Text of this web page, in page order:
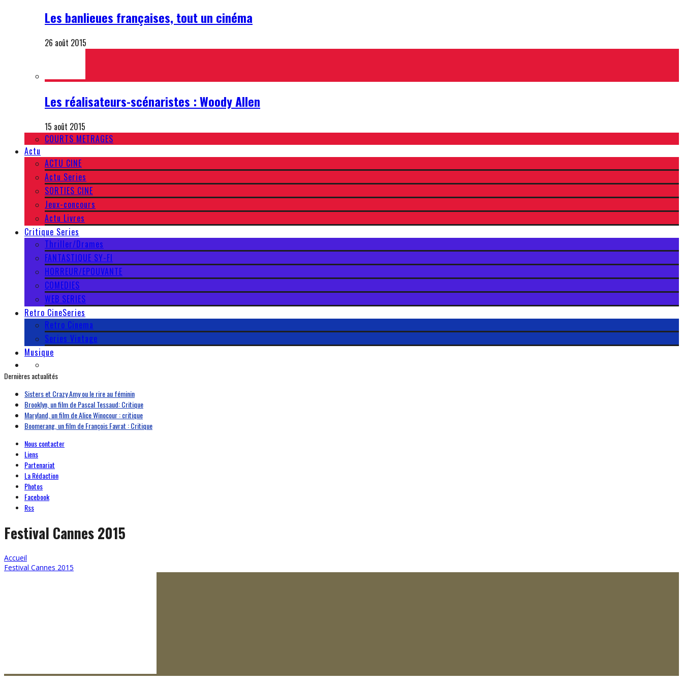
Les banlieues françaises, tout un cinéma
26 août 2015
Les réalisateurs-scénaristes : Woody Allen
15 août 2015
COURTS METRAGES
Actu
ACTU CINE
Actu Series
SORTIES CINE
Jeux-concours
Actu Livres
Critique Series
Thriller/Drames
FANTASTIQUE SY-FI
HORREUR/EPOUVANTE
COMEDIES
WEB SERIES
Retro CineSeries
Retro Cinema
Series Vintage
Musique
Dernières actualités
Sisters et Crazy Amy ou le rire au féminin
Brooklyn, un film de Pascal Tessaud: Critique
Maryland, un film de Alice Winocour : critique
Boomerang, un film de François Favrat : Critique
Nous contacter
Liens
Partenariat
La Rédaction
Photos
Facebook
Rss
Festival Cannes 2015
Accueil
Festival Cannes 2015